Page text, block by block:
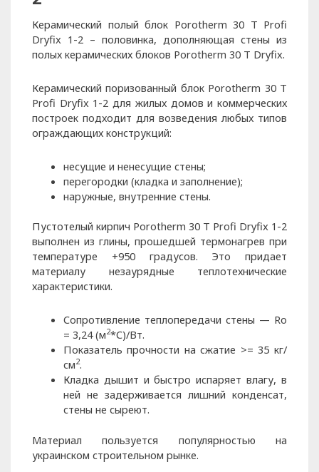
Керамический полый блок Porotherm 30 T Profi
Dryfix 1-2 – половинка, дополняющая стены из
полых керамических блоков Porotherm 30 T Dryfix.
Керамический поризованный блок Porotherm 30 T
Profi Dryfix 1-2 для жилых домов и коммерческих
построек подходит для возведения любых типов
ограждающих конструкций:
несущие и ненесущие стены;
перегородки (кладка и заполнение);
наружные, внутренние стены.
Пустотелый кирпич Porotherm 30 T Profi Dryfix 1-2
выполнен из глины, прошедшей термонагрев при
температуре +950 градусов. Это придает
материалу незаурядные теплотехнические
характеристики.
Сопротивление теплопередачи стены — Ro
= 3,24 (м2*С)/Вт.
Показатель прочности на сжатие >= 35 кг/
см2.
Кладка дышит и быстро испаряет влагу, в
ней не задерживается лишний конденсат,
стены не сыреют.
Материал пользуется популярностью на
украинском строительном рынке.